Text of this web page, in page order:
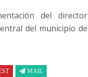
del director
del municipio de
MAIL